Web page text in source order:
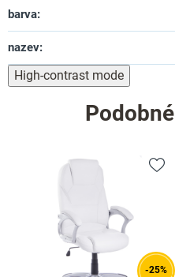
barva:
nazev:
High-contrast mode
-25%